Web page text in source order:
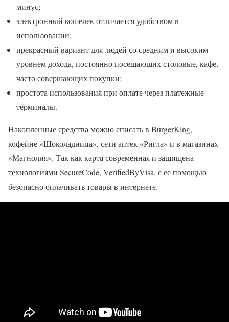
минус;
электронный кошелек отличается удобством в
использовании;
прекрасный вариант для людей со средним и высоким
уровнем дохода, постоянно посещающих столовые, кафе,
часто совершающих покупки;
простота использования при оплате через платежные
терминалы.
Накопленные средства можно списать в BurgerKing,
кофейне «Шоколадница», сети аптек «Ригла» и в магазинах
«Магнолия». Так как карта современная и защищена
технологиями SecureCode, VerifiedByVisa, с ее помощью
безопасно оплачивать товары в интернете.